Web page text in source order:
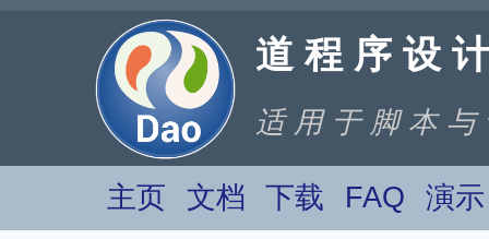
适 用 于 脚 本 与
主页 文档 下载 FAQ 演示